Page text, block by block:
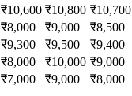
₹10,600 ₹10,800 ₹10,700
₹8,000 ₹9,000 ₹8,500
₹9,300 ₹9,500 ₹9,400
₹8,000 ₹10,000 ₹9,000
₹7,000 ₹9,000 ₹8,000